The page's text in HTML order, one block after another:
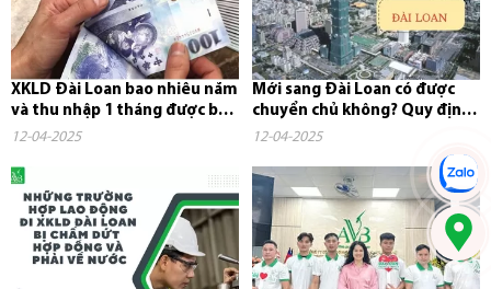
XKLD Đài Loan bao nhiêu năm
và thu nhập 1 tháng được bao
nhiêu tiền?
12-04-2025
Mới sang Đài Loan có được
chuyển chủ không? Quy định,
chi phí và những điều cần...
12-04-2025